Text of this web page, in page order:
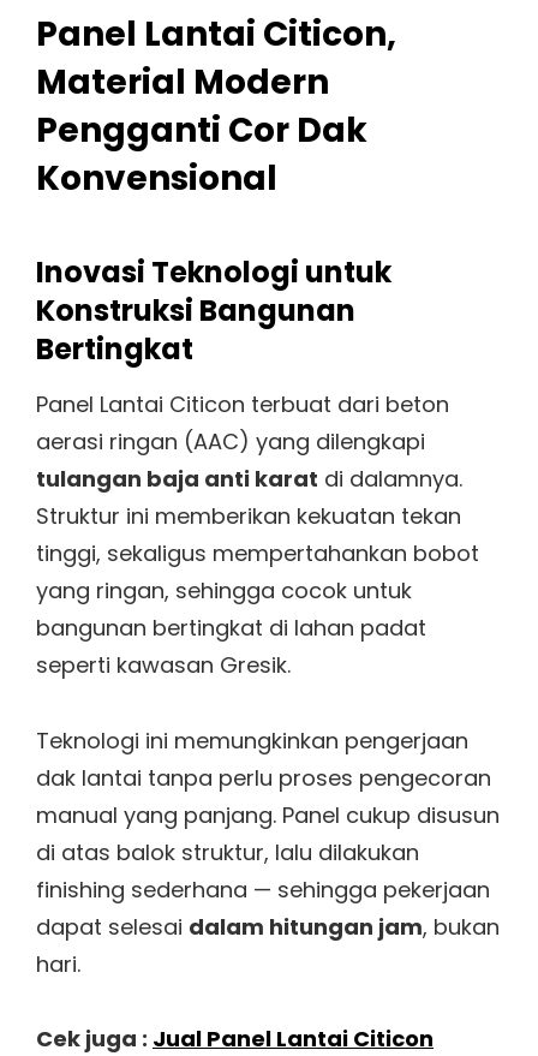
Panel Lantai Citicon,
Material Modern
Pengganti Cor Dak
Konvensional
Inovasi Teknologi untuk
Konstruksi Bangunan
Bertingkat
Panel Lantai Citicon terbuat dari beton
aerasi ringan (AAC) yang dilengkapi
tulangan baja anti karat di dalamnya.
Struktur ini memberikan kekuatan tekan
tinggi, sekaligus mempertahankan bobot
yang ringan, sehingga cocok untuk
bangunan bertingkat di lahan padat
seperti kawasan Gresik.
Teknologi ini memungkinkan pengerjaan
dak lantai tanpa perlu proses pengecoran
manual yang panjang. Panel cukup disusun
di atas balok struktur, lalu dilakukan
finishing sederhana — sehingga pekerjaan
dapat selesai dalam hitungan jam, bukan
hari.
Cek juga : Jual Panel Lantai Citicon